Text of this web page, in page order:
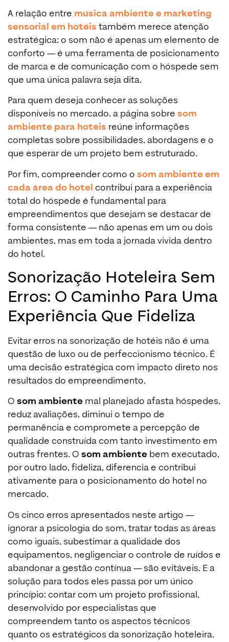
A relação entre música ambiente e marketing
sensorial em hotéis também merece atenção
estratégica: o som não é apenas um elemento de
conforto — é uma ferramenta de posicionamento
de marca e de comunicação com o hóspede sem
que uma única palavra seja dita.
Para quem deseja conhecer as soluções
disponíveis no mercado, a página sobre som
ambiente para hotéis reúne informações
completas sobre possibilidades, abordagens e o
que esperar de um projeto bem estruturado.
Por fim, compreender como o som ambiente em
cada área do hotel contribui para a experiência
total do hóspede é fundamental para
empreendimentos que desejam se destacar de
forma consistente — não apenas em um ou dois
ambientes, mas em toda a jornada vivida dentro
do hotel.
Sonorização Hoteleira Sem
Erros: O Caminho Para Uma
Experiência Que Fideliza
Evitar erros na sonorização de hotéis não é uma
questão de luxo ou de perfeccionismo técnico. É
uma decisão estratégica com impacto direto nos
resultados do empreendimento.
O som ambiente mal planejado afasta hóspedes,
reduz avaliações, diminui o tempo de
permanência e compromete a percepção de
qualidade construída com tanto investimento em
outras frentes. O som ambiente bem executado,
por outro lado, fideliza, diferencia e contribui
ativamente para o posicionamento do hotel no
mercado.
Os cinco erros apresentados neste artigo —
ignorar a psicologia do som, tratar todas as áreas
como iguais, subestimar a qualidade dos
equipamentos, negligenciar o controle de ruídos e
abandonar a gestão contínua — são evitáveis. E a
solução para todos eles passa por um único
princípio: contar com um projeto profissional,
desenvolvido por especialistas que
compreendem tanto os aspectos técnicos
quanto os estratégicos da sonorização hoteleira.